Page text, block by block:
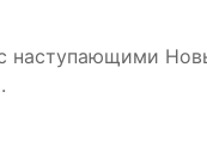
с наступающими